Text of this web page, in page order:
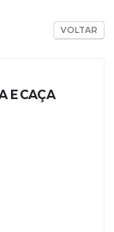
VOLTAR
E CAÇA